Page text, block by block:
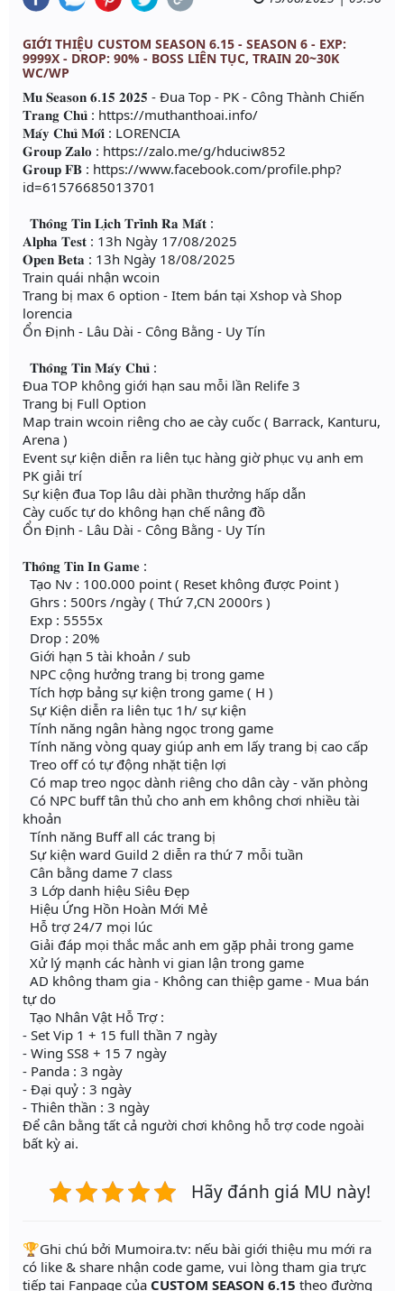
GIỚI THIỆU CUSTOM SEASON 6.15 - SEASON 6 - EXP:
9999X - DROP: 90% - BOSS LIÊN TỤC, TRAIN 20~30K
WC/WP
𝐌𝐮 𝐒𝐞𝐚𝐬𝐨𝐧 𝟔.𝟏𝟓 𝟐𝟎𝟐𝟓 - Đua Top - PK - Công Thành Chiến
𝐓𝐫𝐚𝐧𝐠 𝐂𝐡𝐮̉ : https://muthanthoai.info/
𝐌𝐚́𝐲 𝐂𝐡𝐮̉ 𝐌𝐨̛́𝐢 : LORENCIA
𝐆𝐫𝐨𝐮𝐩 𝐙𝐚𝐥𝐨 : https://zalo.me/g/hduciw852
𝐆𝐫𝐨𝐮𝐩 𝐅𝐁 : https://www.facebook.com/profile.php?
id=61576685013701
𝐓𝐡𝐨̂𝐧𝐠 𝐓𝐢𝐧 𝐋𝐢̣𝐜𝐡 𝐓𝐫𝐢̀𝐧𝐡 𝐑𝐚 𝐌𝐚̆́𝐭 :
𝐀𝐥𝐩𝐡𝐚 𝐓𝐞𝐬𝐭 : 13h Ngày 17/08/2025
𝐎𝐩𝐞𝐧 𝐁𝐞𝐭𝐚 : 13h Ngày 18/08/2025
Train quái nhận wcoin
Trang bị max 6 option - Item bán tại Xshop và Shop
lorencia
Ổn Định - Lâu Dài - Công Bằng - Uy Tín
𝐓𝐡𝐨̂𝐧𝐠 𝐓𝐢𝐧 𝐌𝐚́𝐲 𝐂𝐡𝐮̉ :
Đua TOP không giới hạn sau mỗi lần Relife 3
Trang bị Full Option
Map train wcoin riêng cho ae cày cuốc ( Barrack, Kanturu,
Arena )
Event sự kiện diễn ra liên tục hàng giờ phục vụ anh em
PK giải trí
Sự kiện đua Top lâu dài phần thưởng hấp dẫn
Cày cuốc tự do không hạn chế nâng đồ
Ổn Định - Lâu Dài - Công Bằng - Uy Tín
𝐓𝐡𝐨̂𝐧𝐠 𝐓𝐢𝐧 𝐈𝐧 𝐆𝐚𝐦𝐞 :
Tạo Nv : 100.000 point ( Reset không được Point )
Ghrs : 500rs /ngày ( Thứ 7,CN 2000rs )
Exp : 5555x
Drop : 20%
Giới hạn 5 tài khoản / sub
NPC cộng hưởng trang bị trong game
Tích hợp bảng sự kiện trong game ( H )
Sự Kiện diễn ra liên tục 1h/ sự kiện
Tính năng ngân hàng ngọc trong game
Tính năng vòng quay giúp anh em lấy trang bị cao cấp
Treo off có tự động nhặt tiện lợi
Có map treo ngọc dành riêng cho dân cày - văn phòng
Có NPC buff tân thủ cho anh em không chơi nhiều tài
khoản
Tính năng Buff all các trang bị
Sự kiện ward Guild 2 diễn ra thứ 7 mỗi tuần
Cân bằng dame 7 class
3 Lớp danh hiệu Siêu Đẹp
Hiệu Ứng Hồn Hoàn Mới Mẻ
Hỗ trợ 24/7 mọi lúc
Giải đáp mọi thắc mắc anh em gặp phải trong game
Xử lý mạnh các hành vi gian lận trong game
AD không tham gia - Không can thiệp game - Mua bán
tự do
Tạo Nhân Vật Hỗ Trợ :
- Set Vip 1 + 15 full thần 7 ngày
- Wing SS8 + 15 7 ngày
- Panda : 3 ngày
- Đại quỷ : 3 ngày
- Thiên thần : 3 ngày
Để cân bằng tất cả người chơi không hỗ trợ code ngoài
bất kỳ ai.
Hãy đánh giá MU này!
️🏆Ghi chú bởi Mumoira.tv: nếu bài giới thiệu mu mới ra
có like & share nhận code game, vui lòng tham gia trực
tiếp tại Fanpage của CUSTOM SEASON 6.15 theo đường